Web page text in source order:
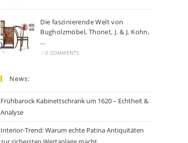
Die faszinierende Welt von
Bugholzmöbel, Thonet, J. & J. Kohn,
…
/ 0 COMMENTS
News:
Frühbarock Kabinettschrank um 1620 – Echtheit &
Analyse
Interior-Trend: Warum echte Patina Antiquitäten